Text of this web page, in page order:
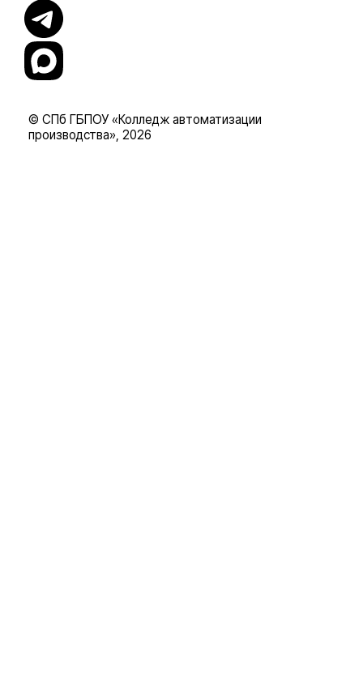
© СПб ГБПОУ «Колледж автоматизации
производства», 2026